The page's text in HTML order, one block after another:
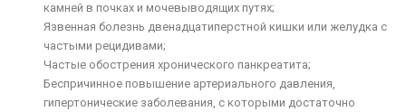
камней в почках и мочевыводящих путях;
Язвенная болезнь двенадцатиперстной кишки или желудка с
частыми рецидивами;
Частые обострения хронического панкреатита;
Беспричинное повышение артериального давления,
гипертонические заболевания, с которыми достаточно